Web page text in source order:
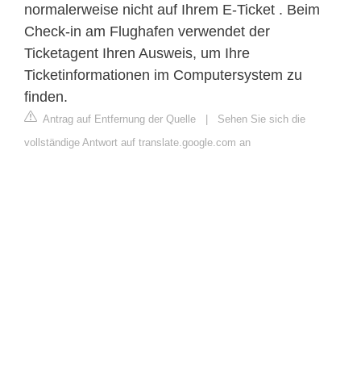
normalerweise nicht auf Ihrem E-Ticket . Beim
Check-in am Flughafen verwendet der
Ticketagent Ihren Ausweis, um Ihre
Ticketinformationen im Computersystem zu
finden.
Antrag auf Entfernung der Quelle | Sehen Sie sich die
vollständige Antwort auf translate.google.com an